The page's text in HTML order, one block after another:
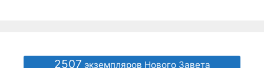
2507 экземпляров Нового Завета